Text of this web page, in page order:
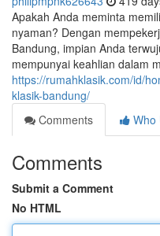
Apakah Anda meminta
nyaman? Dengan
Bandung, impian Anda
mempunyai keahlian dalam
https://rumahklasik.com/id/
klasik-bandung/
Comments
Who
Comments
Submit a Comment
No HTML